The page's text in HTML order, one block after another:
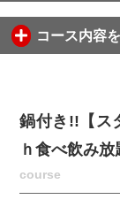
コース内容
鍋付き!!【ス
ｈ食べ飲み
course